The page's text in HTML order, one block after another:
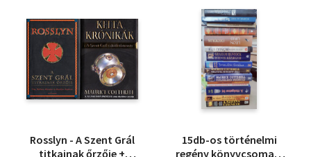
Rosslyn - A Szent Grál
titkainak őrzője +
15db-os történelmi
regény könyvcsomag: